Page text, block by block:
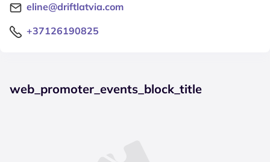
eline@driftlatvia.com
+37126190825
web_promoter_events_block_title